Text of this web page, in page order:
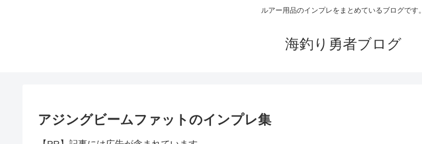
ルアー用品のインプレをまとめているブログです。
海釣り勇者ブログ
アジングビームファットのインプレ集